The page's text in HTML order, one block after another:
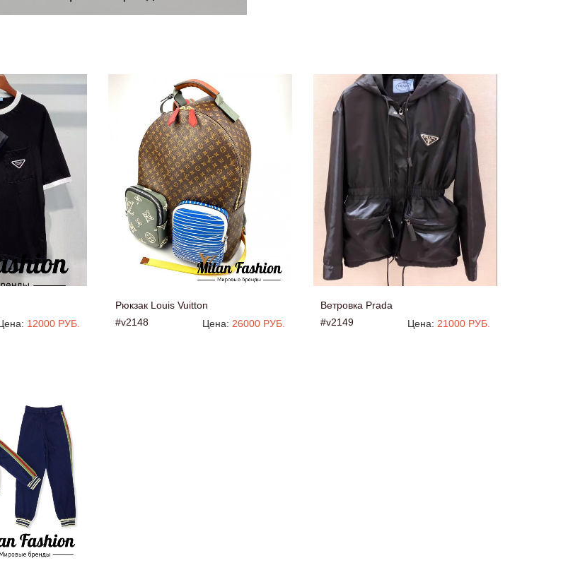
12000 РУБ.
Рюкзак Louis Vuitton
#v2148
Цена: 26000 РУБ.
Ветровка Prada
#v2149
Цена: 21000 РУБ.